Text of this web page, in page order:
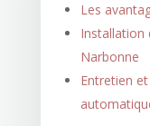
Les
Installation
Narbonne
Entretien